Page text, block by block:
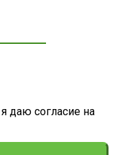
даю согласие на